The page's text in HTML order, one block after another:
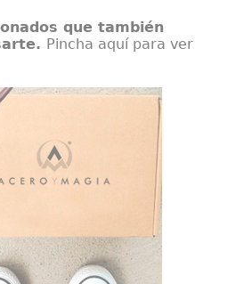
que también
Pincha aquí para ver
del mágico mundo de
Hogwarts
de Hogwarts.
la magia? Tenemos la
cuqui del mágico mundo
una caja temática
contenido potterhead
de la saga más
mágica.